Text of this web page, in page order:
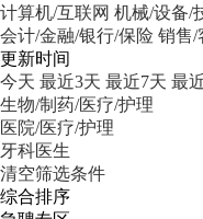
计算机/互联网 机械/设备/
会计/金融/银行/保险 销售/
更新时间
今天 最近3天 最近7天 最
生物/制药/医疗/护理
医院/医疗/护理
牙科医生
清空筛选条件
综合排序